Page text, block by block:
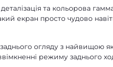
та кольорова
екран просто чудово
огляду з найвищою
режиму заднього